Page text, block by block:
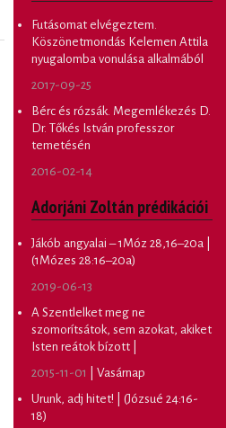
Futásomat elvégeztem.
Köszönetmondás Kelemen Attila
nyugalomba vonulása alkalmából
2017-09-25
Bérc és rózsák. Megemlékezés D.
Dr. Tőkés István professzor
temetésén
2016-02-14
Adorjáni Zoltán prédikációi
Jákób angyalai – 1Móz 28,16–20a |
(1Mózes 28:16–20a)
2019-06-13
A Szentlelket meg ne
szomorítsátok, sem azokat, akiket
Isten reátok bízott |
2015-11-01
Vasárnap
Urunk, adj hitet! | (Józsué 24:16-
18)